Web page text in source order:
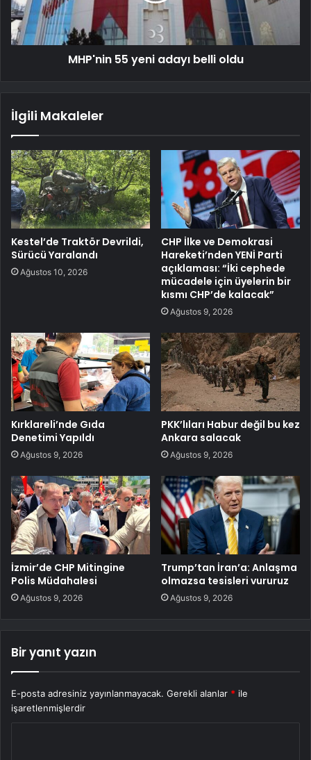
MHP'nin 55 yeni adayı belli oldu
İlgili Makaleler
Kestel’de Traktör Devrildi,
Sürücü Yaralandı
Ağustos 10, 2026
CHP İlke ve Demokrasi
Hareketi’nden YENİ Parti
açıklaması: “İki cephede
mücadele için üyelerin bir
kısmı CHP’de kalacak”
Ağustos 9, 2026
Kırklareli’nde Gıda
Denetimi Yapıldı
Ağustos 9, 2026
PKK’lıları Habur değil bu kez
Ankara salacak
Ağustos 9, 2026
İzmir’de CHP Mitingine
Polis Müdahalesi
Ağustos 9, 2026
Trump’tan İran’a: Anlaşma
olmazsa tesisleri vururuz
Ağustos 9, 2026
Bir yanıt yazın
E-posta adresiniz yayınlanmayacak. Gerekli alanlar * ile
işaretlenmişlerdir